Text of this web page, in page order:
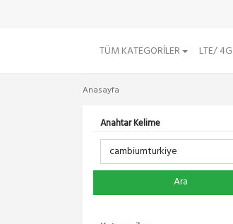
TÜM KATEGORILER LTE/
Anasayfa
Anahtar Kelime
Ara